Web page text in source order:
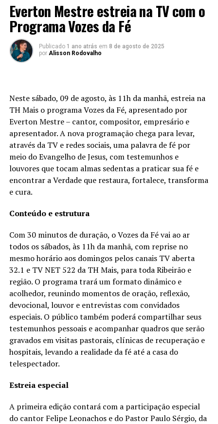
Everton Mestre estreia na TV com o
Programa Vozes da Fé
Publicado 1 ano atrás em 8 de agosto de 2025
por Alisson Rodovalho
Neste sábado, 09 de agosto, às 11h da manhã, estreia na
TH Mais o programa Vozes da Fé, apresentado por
Everton Mestre – cantor, compositor, empresário e
apresentador. A nova programação chega para levar,
através da TV e redes sociais, uma palavra de fé por
meio do Evangelho de Jesus, com testemunhos e
louvores que tocam almas sedentas a praticar sua fé e
encontrar a Verdade que restaura, fortalece, transforma
e cura.
Conteúdo e estrutura
Com 30 minutos de duração, o Vozes da Fé vai ao ar
todos os sábados, às 11h da manhã, com reprise no
mesmo horário aos domingos pelos canais TV aberta
32.1 e TV NET 522 da TH Mais, para toda Ribeirão e
região. O programa trará um formato dinâmico e
acolhedor, reunindo momentos de oração, reflexão,
devocional, louvor e entrevistas com convidados
especiais. O público também poderá compartilhar seus
testemunhos pessoais e acompanhar quadros que serão
gravados em visitas pastorais, clínicas de recuperação e
hospitais, levando a realidade da fé até a casa do
telespectador.
Estreia especial
A primeira edição contará com a participação especial
do cantor Felipe Leonachos e do Pastor Paulo Sérgio, da